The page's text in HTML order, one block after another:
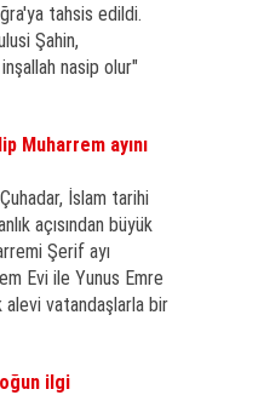
tahsis edildi.
Şahin,
nasip olur"
Muharrem ayını
İslam tarihi
açısından büyük
Şerif ayı
Evi ile Yunus Emre
vatandaşlarla bir
ilgi